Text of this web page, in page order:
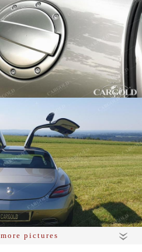
more pictures